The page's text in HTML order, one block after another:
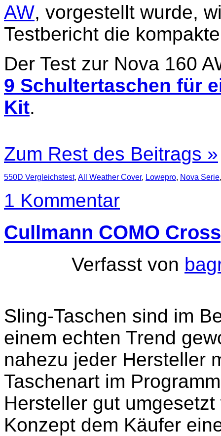
AW, vorgestellt wurde,
Testbericht die
Der Test zur Nova 160
9 Schultertaschen für
Kit.
Zum Rest des Beitrags »
550D Vergleichstest, All Weather Cover, Lowepro, Nova Serie
1 Kommentar
Cullmann COMO
Verfasst von
Sling-Taschen sind im
einem echten Trend
nahezu jeder Hersteller
Taschenart im
Hersteller gut
Konzept dem Käufer